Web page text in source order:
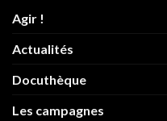
Agir !
Actualités
Docuthèque
Les campagnes